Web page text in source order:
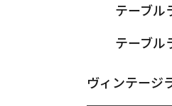
テーブ
テーブ
ヴィンテージ